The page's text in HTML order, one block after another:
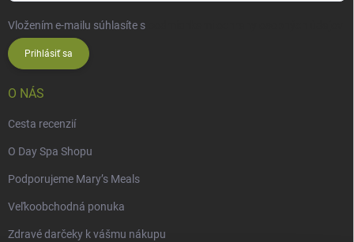
Vložením e-mailu súhlasíte s
Prihlásiť sa
O NÁS
Cesta recenzií
O Day Spa Shopu
Podporujeme Mary’s Meals
Veľkoobchodná ponuka
Zdravé darčeky k vášmu nákupu